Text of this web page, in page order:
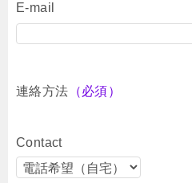
E-mail
連絡方法 （必須）
Contact